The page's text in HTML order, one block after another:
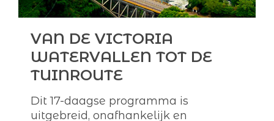
VAN DE VICTORIA
WATERVALLEN TOT DE
TUINROUTE
Dit 17-daagse programma is
uitgebreid, onafhankelijk en